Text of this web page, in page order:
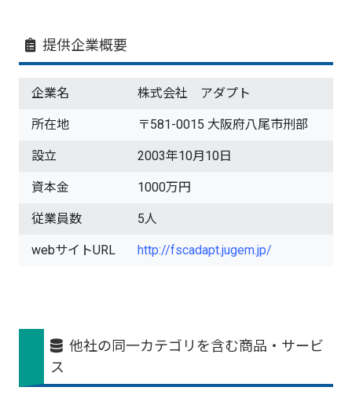
提供企業概要
企業名 株式会社 アダプト
所在地 〒581-0015 大阪府八尾市刑部
設立 2003年10月10日
資本金 1000万円
従業員数 5人
webサイトURL http://fscadapt.jugem.jp/
他社の同一カテゴリを含む商品・サービ
ス